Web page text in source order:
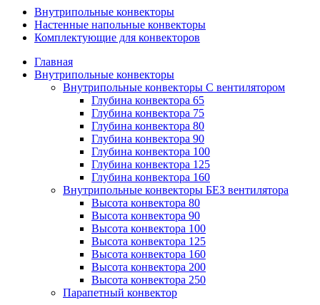
Внутрипольные конвекторы
Настенные напольные конвекторы
Комплектующие для конвекторов
Главная
Внутрипольные конвекторы
Внутрипольные конвекторы С вентилятором
Глубина конвектора 65
Глубина конвектора 75
Глубина конвектора 80
Глубина конвектора 90
Глубина конвектора 100
Глубина конвектора 125
Глубина конвектора 160
Внутрипольные конвекторы БЕЗ вентилятора
Высота конвектора 80
Высота конвектора 90
Высота конвектора 100
Высота конвектора 125
Высота конвектора 160
Высота конвектора 200
Высота конвектора 250
Парапетный конвектор